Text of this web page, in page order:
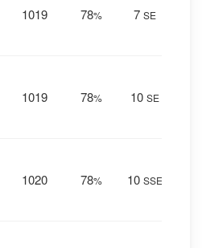
1019 78% 7 SE
1019 78% 10 SE
1020 78% 10 SSE